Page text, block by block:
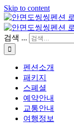
Skip to content
검색 ...
펜션소개
패키지
스폐셜
예약안내
교통안내
여행정보